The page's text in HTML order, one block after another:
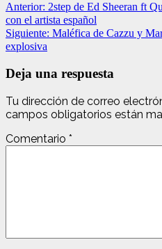
Anterior: 2step de Ed Sheeran ft
con el artista español
Siguiente: Maléfica de Cazzu y
explosiva
Deja una respuesta
Tu dirección de correo
campos obligatorios están
Comentario *